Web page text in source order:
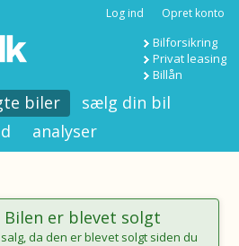
Log ind Opret konto
Bilforsikring
Privat leasing
Billån
biler
sælg din bil
analyser
er blevet solgt
da den er blevet solgt siden du